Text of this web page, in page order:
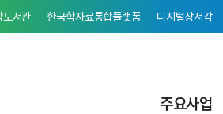
도서관 한국학자료통합플랫폼 디지털장서각
주요사업